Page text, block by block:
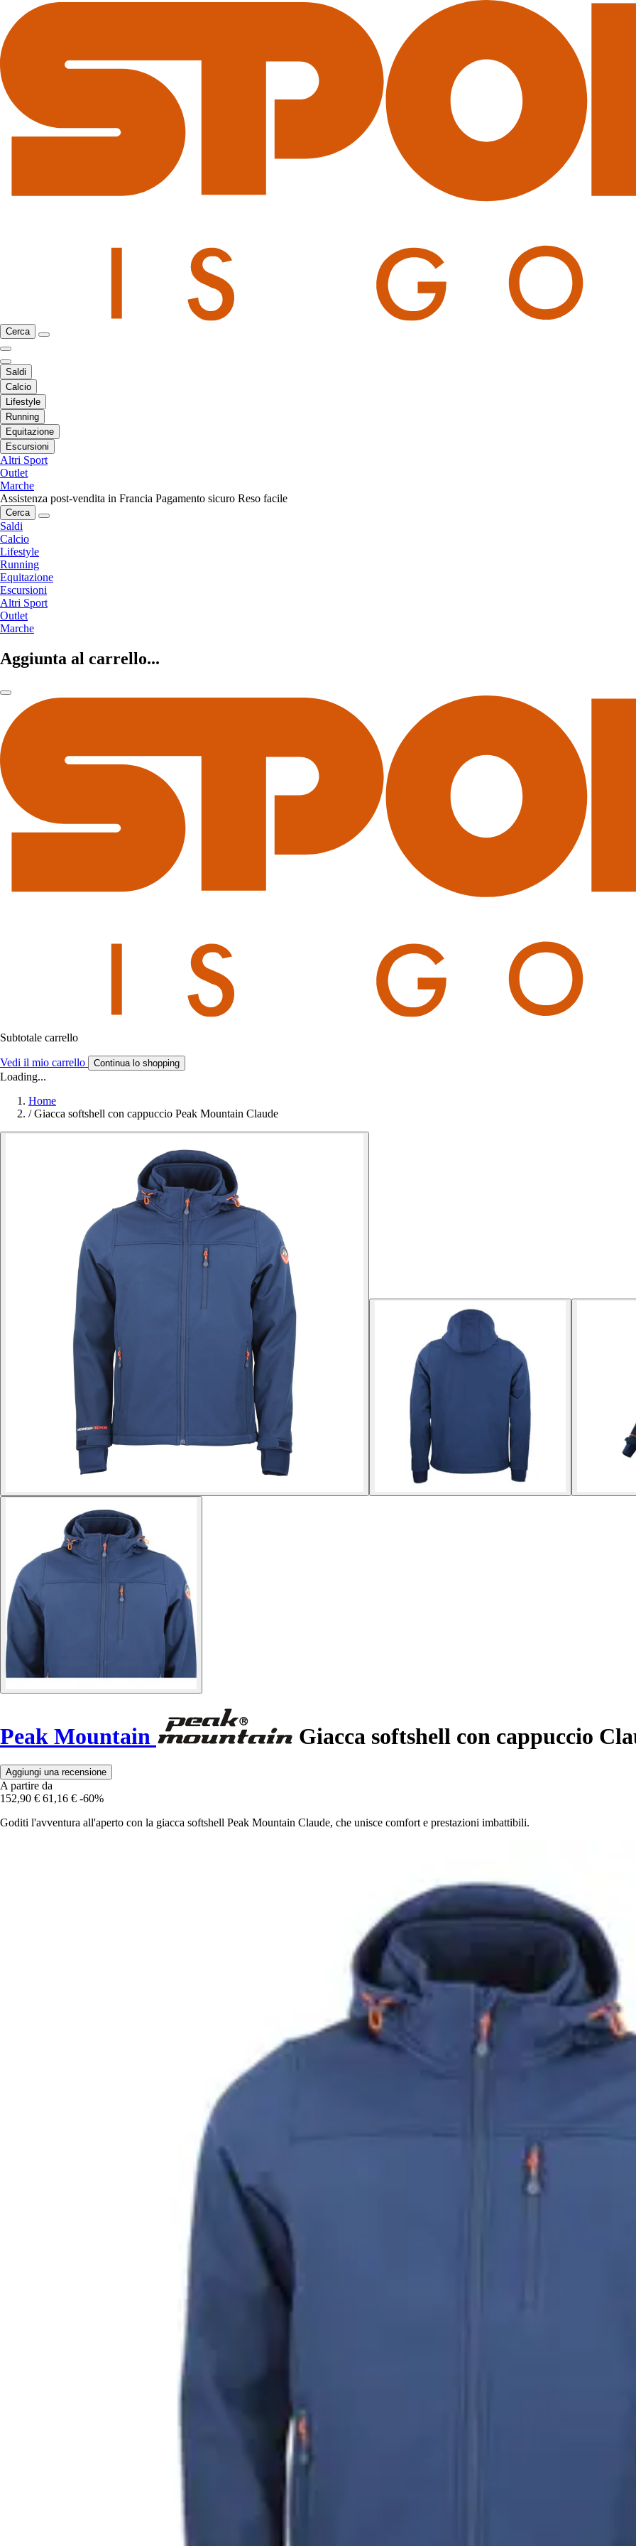
Cerca
Saldi
Calcio
Lifestyle
Running
Equitazione
Escursioni
Altri Sport
Outlet
Marche
Assistenza post-vendita in Francia Pagamento sicuro Reso facile
Cerca
Saldi
Calcio
Lifestyle
Running
Equitazione
Escursioni
Altri Sport
Outlet
Marche
Aggiunta al carrello...
Subtotale carrello
Vedi il mio carrello Continua lo shopping
Loading...
Home
/ Giacca softshell con cappuccio Peak Mountain Claude
Peak Mountain Giacca softshell con cappuccio
Aggiungi una recensione
A partire da
152,90 € 61,16 € -60%
Goditi l'avventura all'aperto con la giacca softshell Peak Mountain Claude, che unisce comfort e prestazioni imbattibili.